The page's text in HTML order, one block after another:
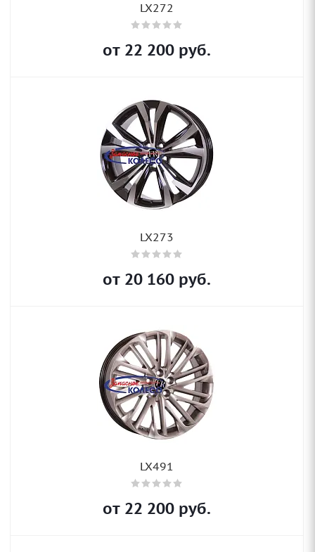
LX272
от 22 200 руб.
LX273
от 20 160 руб.
LX491
от 22 200 руб.